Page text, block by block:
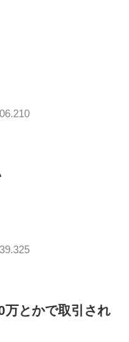
万とかで取引され